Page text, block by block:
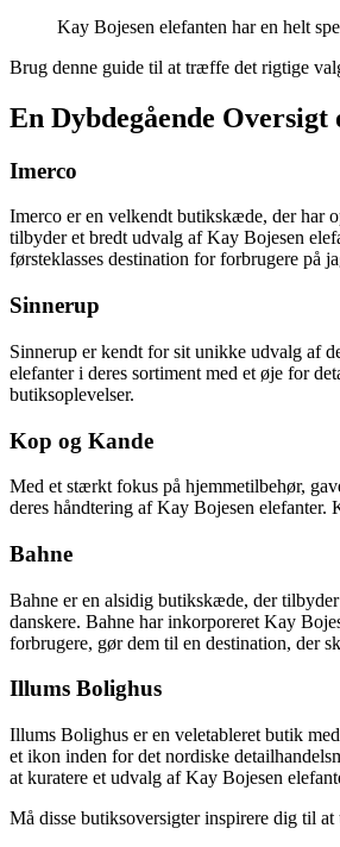
Kay Bojesen elefanten har en helt
Brug denne guide til at træffe det rigtige
En Dybdegående
Imerco
Imerco er en velkendt butikskæde, der har
tilbyder et bredt udvalg af Kay Bojesen
førsteklasses destination for forbrugere på
Sinnerup
Sinnerup er kendt for sit unikke udvalg af
elefanter i deres sortiment med et øje for
butiksoplevelser.
Kop og Kande
Med et stærkt fokus på hjemmetilbehør,
deres håndtering af Kay Bojesen elefanter.
Bahne
Bahne er en alsidig butikskæde, der
danskere. Bahne har inkorporeret Kay
forbrugere, gør dem til en destination, der
Illums Bolighus
Illums Bolighus er en veletableret butik
et ikon inden for det nordiske
at kuratere et udvalg af Kay Bojesen
Må disse butiksoversigter inspirere dig til